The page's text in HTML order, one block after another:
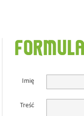
Imię
Treść